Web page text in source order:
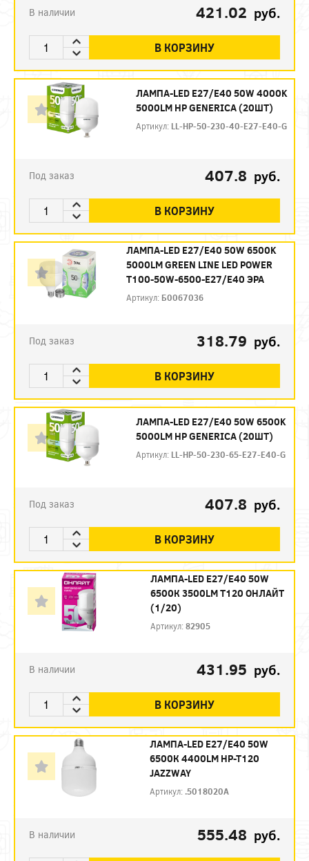
В наличии 421.02 руб.
В КОРЗИНУ
ЛАМПА-LED E27/E40 50W 4000K
5000LM HP GENERICA (20ШТ)
Артикул: LL-HP-50-230-40-E27-E40-G
Под заказ 407.8 руб.
В КОРЗИНУ
ЛАМПА-LED E27/E40 50W 6500K
5000LM GREEN LINE LED POWER
T100-50W-6500-E27/E40 ЭРА
Артикул: Б0067036
Под заказ 318.79 руб.
В КОРЗИНУ
ЛАМПА-LED E27/E40 50W 6500K
5000LM HP GENERICA (20ШТ)
Артикул: LL-HP-50-230-65-E27-E40-G
Под заказ 407.8 руб.
В КОРЗИНУ
ЛАМПА-LED E27/E40 50W
6500К 3500LM T120 ОНЛАЙТ
(1/20)
Артикул:82905
В наличии 431.95 руб.
В КОРЗИНУ
ЛАМПА-LED E27/E40 50W
6500К 4400LM HP-T120
JAZZWAY
Артикул: .5018020A
В наличии 555.48 руб.